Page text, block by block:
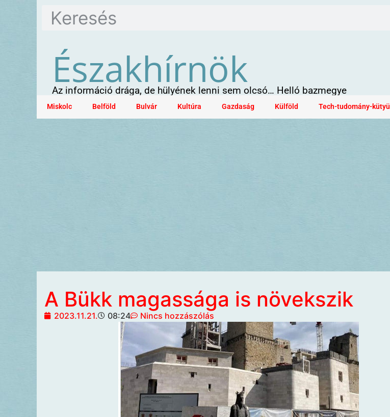
Északhírnök
Az információ drága, de hülyének lenni sem olcsó… Helló bazmegye
Miskolc Belföld Bulvár Kultúra Gazdaság Külföld Tech-tudomány-kütyü
A Bükk magassága is növekszik
2023.11.21. 08:24 Nincs hozzászólás